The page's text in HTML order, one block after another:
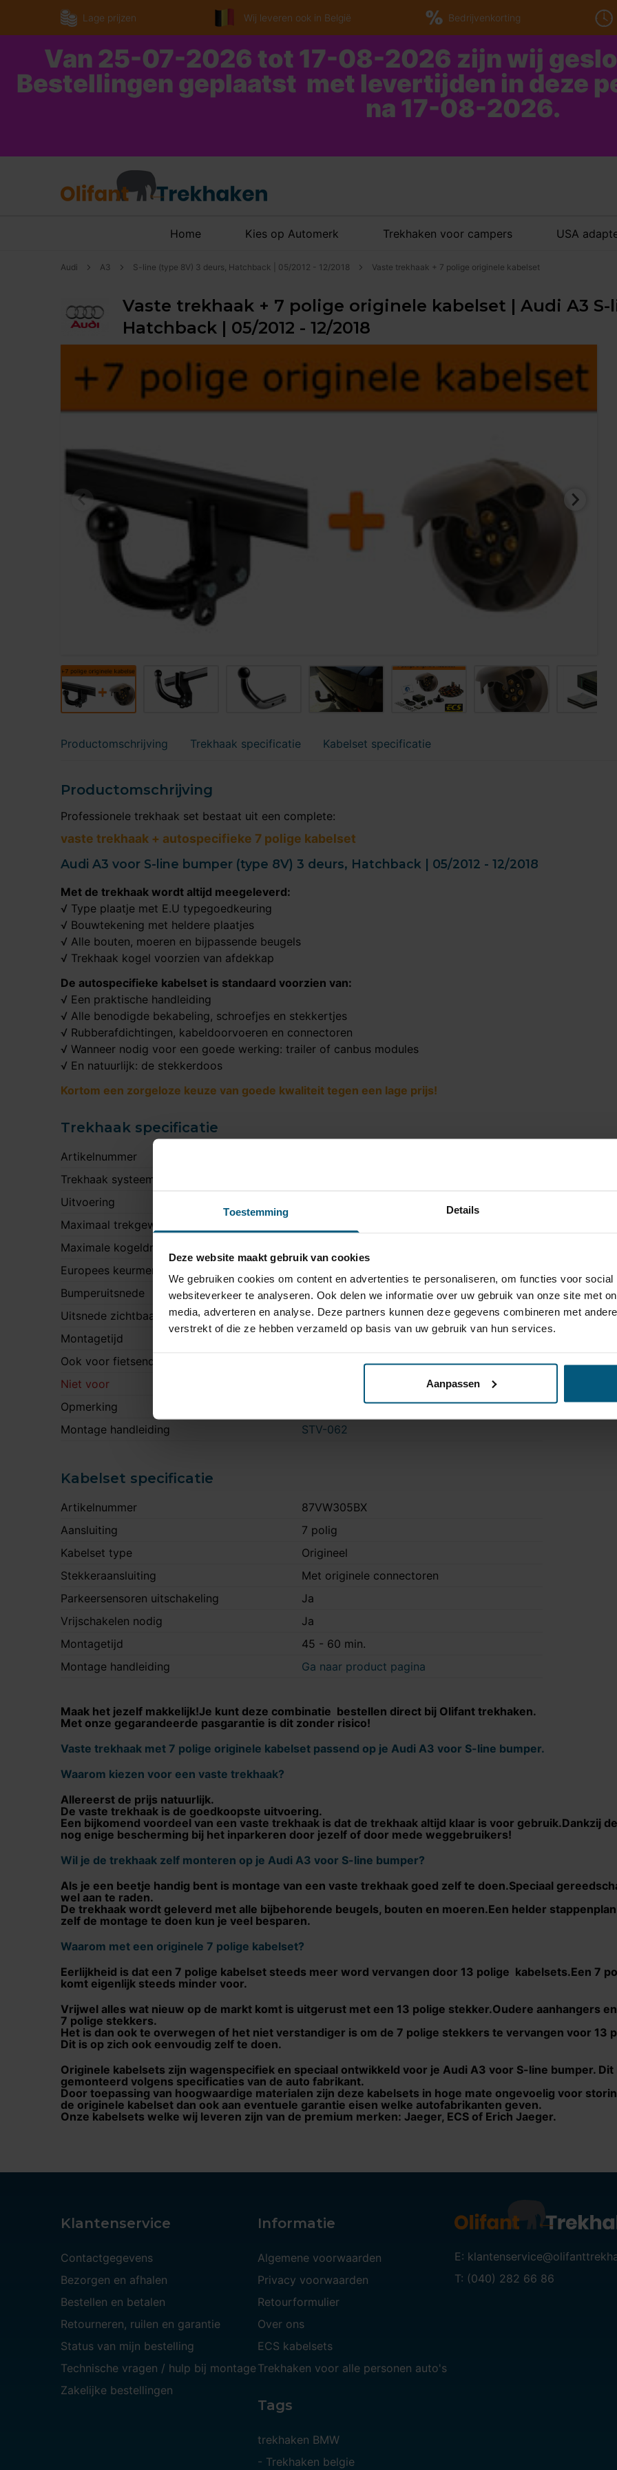
Toestemming Details
Deze website maakt gebruik van cookies
We gebruiken cookies om content en advertenties te personaliseren, om functies voor
websiteverkeer te analyseren. Ook delen we informatie over uw gebruik van onze site met
media, adverteren en analyse. Deze partners kunnen deze gegevens combineren met
verstrekt of die ze hebben verzameld op basis van uw gebruik van hun services.
Aanpassen
Lage prijzen Wij leveren ook in België Bedrijvenkorting
Van 25-07-2026 tot 17-08-2026 zijn wij
Bestellingen geplaatst met levertijden in deze
na 17-08-2026.
Home Kies op Automerk Trekhaken voor campers USA
Audi A3 S-line (type 8V) 3 deurs, Hatchback | 05/2012 - 12/2018 Vaste trekhaak + 7 polige originele kabelset
Vaste trekhaak + 7 polige originele kabelset | Audi A3 S-
Hatchback | 05/2012 - 12/2018
Productomschrijving Trekhaak specificatie Kabelset specificatie
Productomschrijving
Professionele trekhaak set bestaat uit een complete:
vaste trekhaak + autospecifieke 7 polige kabelset
Audi A3 voor S-line bumper (type 8V) 3 deurs, Hatchback | 05/2012 - 12/2018
Met de trekhaak wordt altijd meegeleverd:
√ Type plaatje met E.U typegoedkeuring
√ Bouwtekening met heldere plaatjes
√ Alle bouten, moeren en bijpassende beugels
√ Trekhaak kogel voorzien van afdekkap
De autospecifieke kabelset is standaard voorzien van:
√ Een praktische handleiding
√ Alle benodigde bekabeling, schroefjes en stekkertjes
√ Rubberafdichtingen, kabeldoorvoeren en connectoren
√ Wanneer nodig voor een goede werking: trailer of canbus modules
√ En natuurlijk: de stekkerdoos
Kortom een zorgeloze keuze van goede kwaliteit tegen een lage prijs!
Trekhaak specificatie
Artikelnummer
Trekhaak systeem
Uitvoering
Maximaal trekgewicht
Maximale kogeldruk
Europees keurmerk
Bumperuitsnede
Ja
Uitsnede zichtbaar
Nee
Montagetijd
1 uur 30 minuten
Ook voor fietsendrager
Niet voor
Volkswagen: R-Line | Skoda: RS
Opmerking
Volkswagen: ook E-Golf
Montage handleiding
STV-062
Kabelset specificatie
Artikelnummer
87VW305BX
Aansluiting
7 polig
Kabelset type
Origineel
Stekkeraansluiting
Met originele connectoren
Parkeersensoren uitschakeling
Ja
Vrijschakelen nodig
Ja
Montagetijd
45 - 60 min.
Montage handleiding
Ga naar product pagina
Maak het jezelf makkelijk!Je kunt deze combinatie bestellen direct bij Olifant trekhaken.
Met onze gegarandeerde pasgarantie is dit zonder risico!
Vaste trekhaak met 7 polige originele kabelset passend op je Audi A3 voor S-line bumper.
Waarom kiezen voor een vaste trekhaak?
Allereerst de prijs natuurlijk.
De vaste trekhaak is de goedkoopste uitvoering.
Een bijkomend voordeel van een vaste trekhaak is dat de trekhaak altijd klaar is voor gebruik.Dankzij
nog enige bescherming bij het inparkeren door jezelf of door mede weggebruikers!
Wil je de trekhaak zelf monteren op je Audi A3 voor S-line bumper?
Als je een beetje handig bent is montage van een vaste trekhaak goed zelf te doen.Speciaal
wel aan te raden.
De trekhaak wordt geleverd met alle bijbehorende beugels, bouten en moeren.Een helder
zelf de montage te doen kun je veel besparen.
Waarom met een originele 7 polige kabelset?
Eerlijkheid is dat een 7 polige kabelset steeds meer word vervangen door 13 polige kabelsets.Een 7
komt eigenlijk steeds minder voor.
Vrijwel alles wat nieuw op de markt komt is uitgerust met een 13 polige stekker.Oudere aanhangers
7 polige stekkers.
Het is dan ook te overwegen of het niet verstandiger is om de 7 polige stekkers te vervangen voor 13
Dit is op zich ook eenvoudig zelf te doen.
Originele kabelsets zijn wagenspecifiek en speciaal ontwikkeld voor je Audi A3 voor S-line bumper.
gemonteerd volgens specificaties van de auto fabrikant.
Door toepassing van hoogwaardige materialen zijn deze kabelsets in hoge mate ongevoelig voor
de originele kabelset dan ook aan eventuele garantie eisen welke autofabrikanten geven.
Onze kabelsets welke wij leveren zijn van de premium merken: Jaeger, ECS of Erich Jaeger.
Klantenservice
Contactgegevens
Bezorgen en afhalen
Bestellen en betalen
Retourneren, ruilen en garantie
Status van mijn bestelling
Technische vragen / hulp bij montage
Zakelijke bestellingen
Informatie
Algemene voorwaarden
Privacy voorwaarden
Retourformulier
Over ons
ECS kabelsets
Trekhaken voor alle personen auto's
Tags
trekhaken BMW
- Trekhaken belgie
E:
T: (040) 282 66 86